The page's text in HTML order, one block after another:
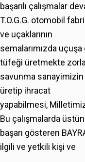
başarılı çalışmalar
T.O.G.G. otomobil
ve uçaklarının
semalarımızda
tüfeği üretmekte
savunma sanayimizin
üretip ihracat
yapabilmesi,
Bu çalışmalarda üstün
başarı gösteren
ilgili ve yetkili kişi ve